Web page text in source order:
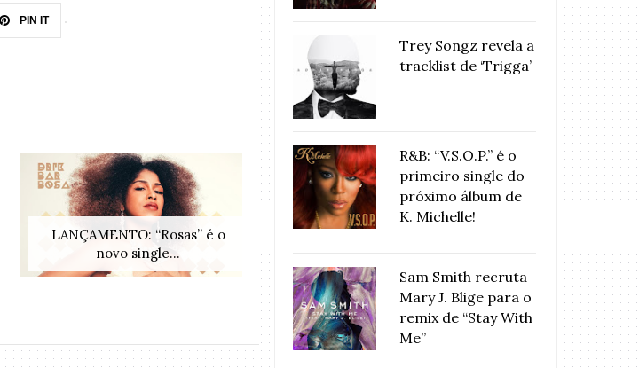
PIN IT
LANÇAMENTO: “Rosas” é o
novo single...
Ouça ‘Full Circle, o novo álbum
MÚSICA:
Trey Songz revela a
tracklist de ‘Trigga’
R&B: “V.S.O.P.” é o
primeiro single do
próximo álbum de
K. Michelle!
Sam Smith recruta
Mary J. Blige para o
remix de “Stay With
Me”